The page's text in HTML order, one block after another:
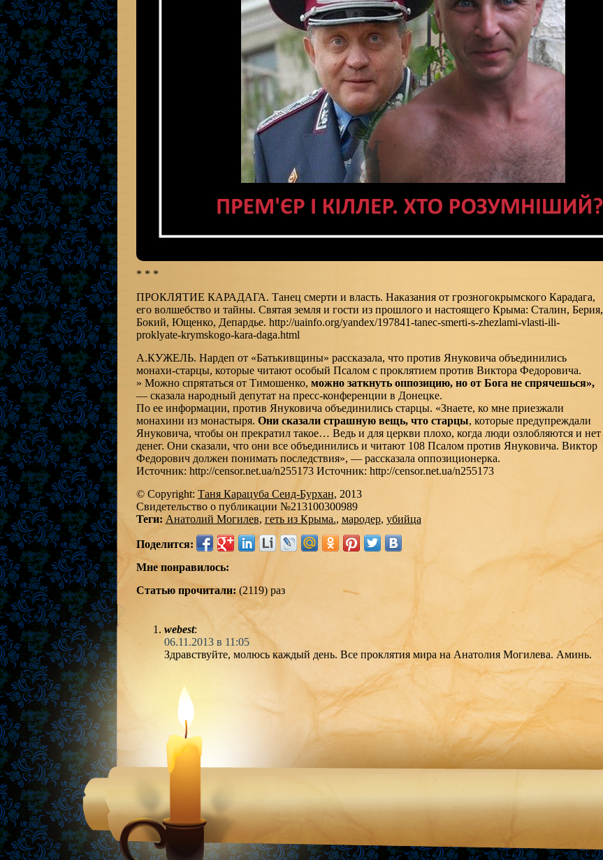
* * *
ПРОКЛЯТИЕ КАРАДАГА. Танец смерти и власть. Наказания от грозногокрымского Карадага,
его волшебство и тайны. Святая земля и гости из прошлого и настоящего Крыма: Сталин, Берия,
Бокий, Ющенко, Депардье. http://uainfo.org/yandex/197841-tanec-smerti-s-zhezlami-vlasti-ili-
proklyate-krymskogo-kara-daga.html
А.КУЖЕЛЬ. Нардеп от «Батькивщины» рассказала, что против Януковича объединились
монахи-старцы, которые читают особый Псалом с проклятием против Виктора Федоровича.
» Можно спрятаться от Тимошенко, можно заткнуть оппозицию, но от Бога не спрячешься»,
— сказала народный депутат на пресс-конференции в Донецке.
По ее информации, против Януковича объединились старцы. «Знаете, ко мне приезжали
монахини из монастыря. Они сказали страшную вещь, что старцы, которые предупреждали
Януковича, чтобы он прекратил такое… Ведь и для церкви плохо, когда люди озлобляются и нет
денег. Они сказали, что они все объединились и читают 108 Псалом против Януковича. Виктор
Федорович должен понимать последствия», — рассказала оппозиционерка.
Источник: http://censor.net.ua/n255173 Источник: http://censor.net.ua/n255173
© Copyright: Таня Карацуба Сеид-Бурхан, 2013
Свидетельство о публикации №213100300989
Теги: Анатолий Могилев, геть из Крыма., мародер, убийца
Поделится:
Мне понравилось:
Статью прочитали:(2119) раз
webest:
06.11.2013 в 11:05
Здравствуйте, молюсь каждый день. Все проклятия мира на Анатолия Могилева. Аминь.